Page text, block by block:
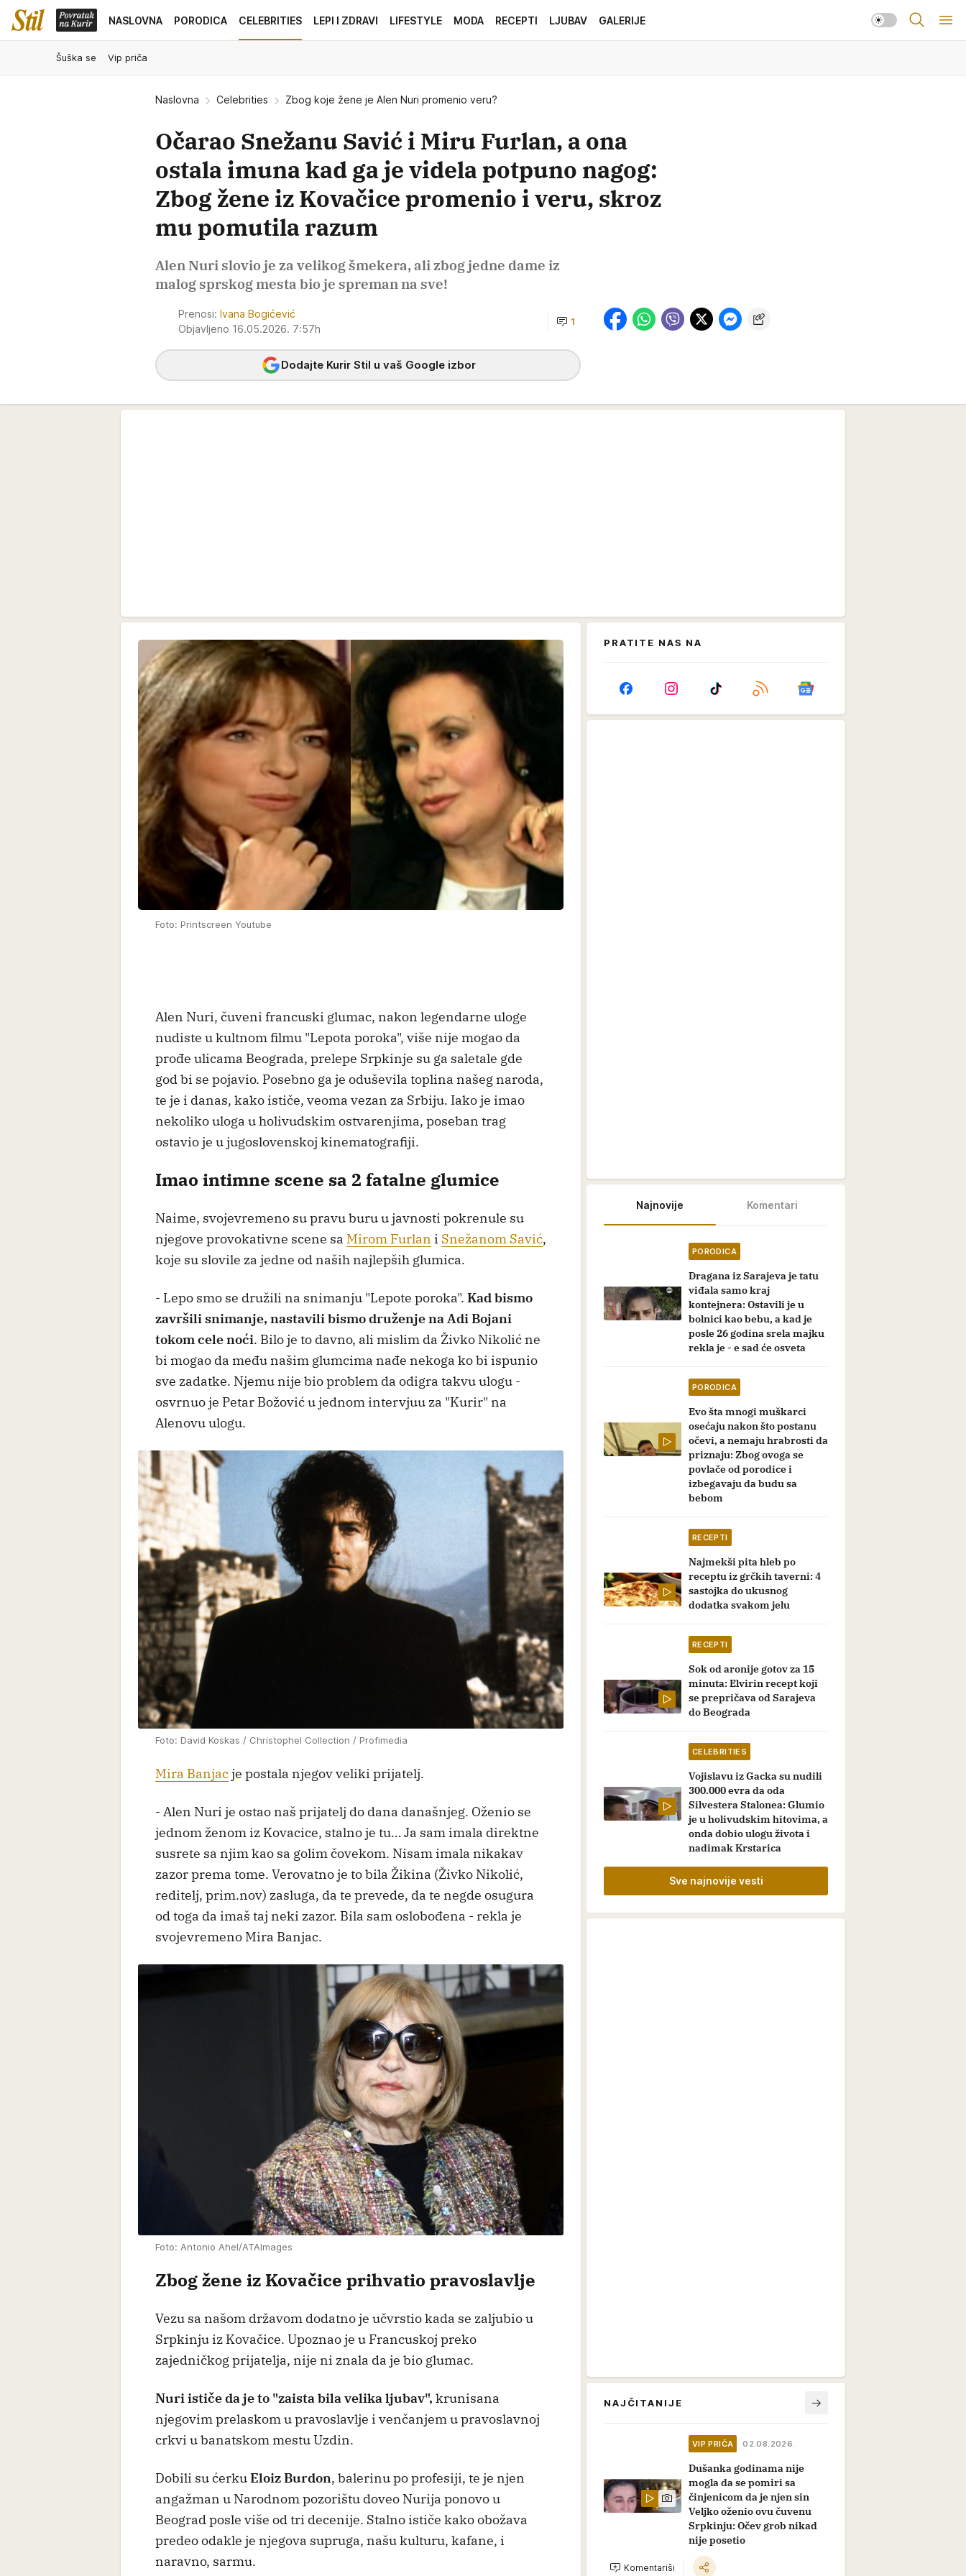
NASLOVNA PORODICA CELEBRITIES
Šuška se Vip priča
LEPI I ZDRAVI LIFESTYLE MODA RECEPTI LJUBAV GALERIJE
Naslovna Celebrities Zbog koje žene je Alen Nuri promenio veru?
Očarao Snežanu Savić i Miru Furlan, a ona
ostala imuna kad ga je videla potpuno nagog:
Zbog žene iz Kovačice promenio i veru, skroz
mu pomutila razum
Alen Nuri slovio je za velikog šmekera, ali zbog jedne dame iz
malog sprskog mesta bio je spreman na sve!
Prenosi: Ivana Bogićević
Objavljeno 16.05.2026. 7:57h
1
Dodajte Kurir Stil u vaš Google izbor
Foto: Printscreen Youtube
Alen Nuri, čuveni francuski glumac, nakon legendarne uloge
nudiste u kultnom filmu "Lepota poroka", više nije mogao da
prođe ulicama Beograda, prelepe Srpkinje su ga saletale gde
god bi se pojavio. Posebno ga je oduševila toplina našeg naroda,
te je i danas, kako ističe, veoma vezan za Srbiju. Iako je imao
nekoliko uloga u holivudskim ostvarenjima, poseban trag
ostavio je u jugoslovenskoj kinematografiji.
Imao intimne scene sa 2 fatalne glumice
Naime, svojevremeno su pravu buru u javnosti pokrenule su
njegove provokativne scene sa Mirom Furlan i Snežanom Savić,
koje su slovile za jedne od naših najlepših glumica.
- Lepo smo se družili na snimanju "Lepote poroka". Kad bismo
završili snimanje, nastavili bismo druženje na Adi Bojani
tokom cele noći. Bilo je to davno, ali mislim da Živko Nikolić ne
bi mogao da među našim glumcima nađe nekoga ko bi ispunio
sve zadatke. Njemu nije bio problem da odigra takvu ulogu -
osvrnuo je Petar Božović u jednom intervjuu za "Kurir" na
Alenovu ulogu.
Foto: David Koskas / Christophel Collection / Profimedia
Mira Banjacje postala njegov veliki prijatelj.
- Alen Nuri je ostao naš prijatelj do dana današnjeg. Oženio se
jednom ženom iz Kovacice, stalno je tu… Ja sam imala direktne
susrete sa njim kao sa golim čovekom. Nisam imala nikakav
zazor prema tome. Verovatno je to bila Žikina (Živko Nikolić,
reditelj, prim.nov) zasluga, da te prevede, da te negde osugura
od toga da imaš taj neki zazor. Bila sam oslobođena - rekla je
svojevremeno Mira Banjac.
Foto: Antonio Ahel/ATAImages
Zbog žene iz Kovačice prihvatio pravoslavlje
Vezu sa našom državom dodatno je učvrstio kada se zaljubio u
Srpkinju iz Kovačice. Upoznao je u Francuskoj preko
zajedničkog prijatelja, nije ni znala da je bio glumac.
Nuri ističe da je to "zaista bila velika ljubav", krunisana
njegovim prelaskom u pravoslavlje i venčanjem u pravoslavnoj
crkvi u banatskom mestu Uzdin.
Dobili su ćerkuEloiz Burdon, balerinu po profesiji, te je njen
angažman u Narodnom pozorištu doveo Nurija ponovo u
Beograd posle više od tri decenije. Stalno ističe kako obožava
predeo odakle je njegova supruga, našu kulturu, kafane, i
naravno, sarmu.
PRATITE NAS NA
Najnovije Komentari
PORODICA
Dragana iz Sarajeva je tatu
viđala samo kraj
kontejnera: Ostavili je u
bolnici kao bebu, a kad je
posle 26 godina srela majku
rekla je - e sad će osveta
PORODICA
Evo šta mnogi muškarci
osećaju nakon što postanu
očevi, a nemaju hrabrosti da
priznaju: Zbog ovoga se
povlače od porodice i
izbegavaju da budu sa
bebom
RECEPTI
Najmekši pita hleb po
receptu iz grčkih taverni: 4
sastojka do ukusnog
dodatka svakom jelu
RECEPTI
Sok od aronije gotov za 15
minuta: Elvirin recept koji
se prepričava od Sarajeva
do Beograda
CELEBRITIES
Vojislavu iz Gacka su nudili
300.000 evra da oda
Silvestera Stalonea: Glumio
je u holivudskim hitovima, a
onda dobio ulogu života i
nadimak Krstarica
Sve najnovije vesti
NAJČITANIJE
VIP PRIČA 02.08.2026.
Dušanka godinama nije
mogla da se pomiri sa
činjenicom da je njen sin
Veljko oženio ovu čuvenu
Srpkinju: Očev grob nikad
nije posetio
Komentariši